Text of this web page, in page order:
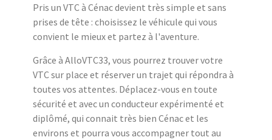
Pris un VTC à Cénac devient très simple et sans
prises de tête : choisissez le véhicule qui vous
convient le mieux et partez à l'aventure.
Grâce à AlloVTC33, vous pourrez trouver votre
VTC sur place et réserver un trajet qui répondra à
toutes vos attentes. Déplacez-vous en toute
sécurité et avec un conducteur expérimenté et
diplômé, qui connait très bien Cénac et les
environs et pourra vous accompagner tout au